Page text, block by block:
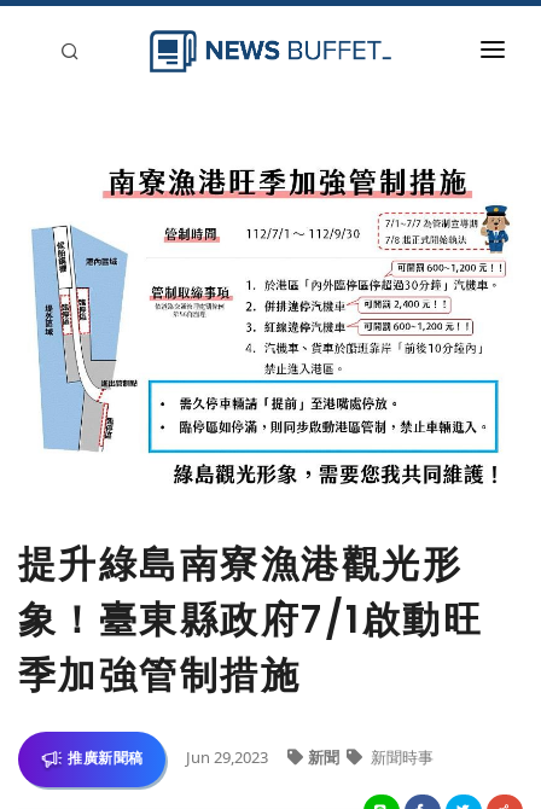
新聞稿分類
刊登
提升綠島南寮漁港觀光形
象！臺東縣政府7/1啟動旺
季加強管制措施
推廣新聞稿 Jun 29,2023 新聞 新聞時事